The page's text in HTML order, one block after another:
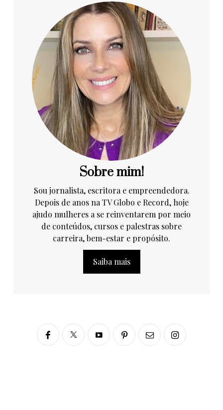
Sobre mim!
Sou jornalista, escritora e empreendedora.
Depois de anos na TV Globo e Record, hoje
ajudo mulheres a se reinventarem por meio
de conteúdos, cursos e palestras sobre
carreira, bem-estar e propósito.
Saiba mais